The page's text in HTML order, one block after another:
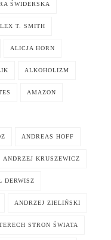
ŚWIDERSKA
T. SMITH
ALICJA HORN
ALKOHOLIZM
AMAZON
ANDREAS HOFF
ANDRZEJ KRUSZEWICZ
DERWISZ
ANDRZEJ ZIELIŃSKI
STRON ŚWIATA